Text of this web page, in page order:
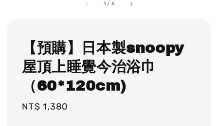
1 / 5
【預購】日本製snoopy
屋頂上睡覺今治浴巾
（60*120cm)
Regular
NT$ 1,380